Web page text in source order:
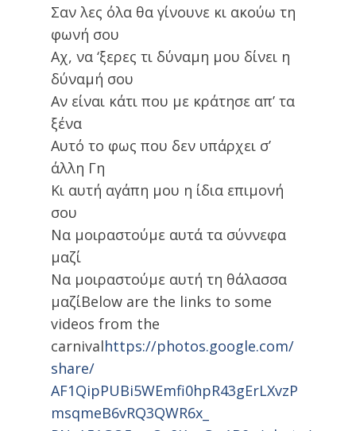
Σαν λες όλα θα γίνουνε κι ακούω τη
φωνή σου
Αχ, να ‘ξερες τι δύναμη μου δίνει η
δύναμή σου
Αν είναι κάτι που με κράτησε απ’ τα
ξένα
Αυτό το φως που δεν υπάρχει σ’
άλλη Γη
Κι αυτή αγάπη μου η ίδια επιμονή
σου
Να μοιραστούμε αυτά τα σύννεφα
μαζί
Να μοιραστούμε αυτή τη θάλασσα
μαζίBelow are the links to some
videos from the
carnivalhttps://photos.google.com/
share/
AF1QipPUBi5WEmfi0hpR43gErLXvzP
msqmeB6vRQ3QWR6x_